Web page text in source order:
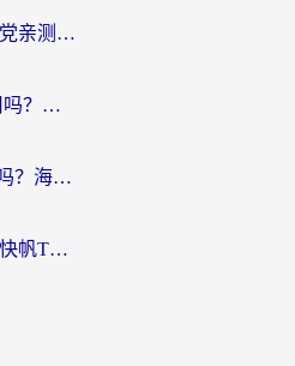
穿梭和快喵好用吗？海外党亲测：小众加速器对比+番茄加速器深度体验
云极和Unblock Youku好用吗？海外党亲测+2026回国加速器避坑指南
ChickCN和海外回国好用吗？海外党2026亲测：从手游到影音，选对加速器的3个关键
海外党必看：雷神手游和快帆TV版好用吗？3步选对回国加速器不踩坑